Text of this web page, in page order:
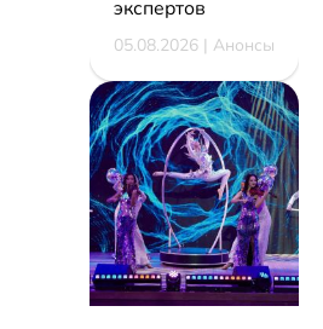
экспертов
05.08.2026 | Анонсы